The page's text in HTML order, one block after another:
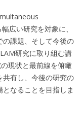
広い研究を対象に、
の課題、そして今後の
研究に取り組む講
現状と最前線を俯瞰
共有し、今後の研究の
なることを目指しま